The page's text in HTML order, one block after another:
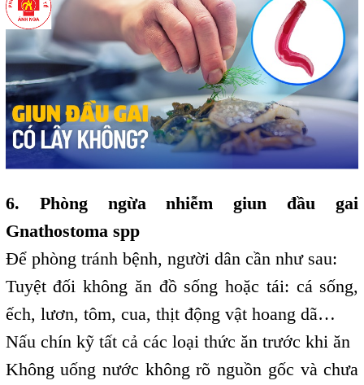
6. Phòng ngừa nhiễm giun đầu gai
Gnathostoma spp
Để phòng tránh bệnh, người dân cần như sau:
Tuyệt đối không ăn đồ sống hoặc tái: cá sống,
ếch, lươn, tôm, cua, thịt động vật hoang dã…
Nấu chín kỹ tất cả các loại thức ăn trước khi ăn
Không uống nước không rõ nguồn gốc và chưa